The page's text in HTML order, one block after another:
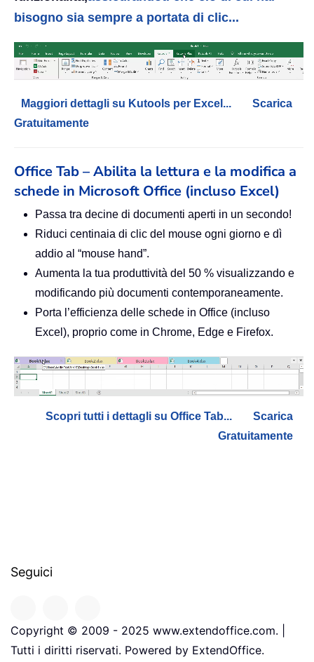
bisogno sia sempre a portata di clic...
Maggiori dettagli su Kutools per Excel...
Scarica
Gratuitamente
Office Tab – Abilita la lettura e la modifica a
schede in Microsoft Office (incluso Excel)
Passa tra decine di documenti aperti in un secondo!
Riduci centinaia di clic del mouse ogni giorno e dì
addio al “mouse hand”.
Aumenta la tua produttività del 50 % visualizzando e
modificando più documenti contemporaneamente.
Porta l’efficienza delle schede in Office (incluso
Excel), proprio come in Chrome, Edge e Firefox.
Scopri tutti i dettagli su Office Tab...
Scarica
Gratuitamente
Seguici
Copyright © 2009 - 2025 www.extendoffice.com. |
Tutti i diritti riservati. Powered by ExtendOffice.